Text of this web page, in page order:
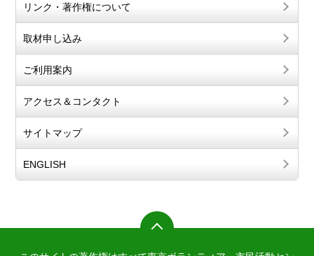
リンク・著作権について
取材申し込み
ご利用案内
アクセス＆コンタクト
サイトマップ
ENGLISH